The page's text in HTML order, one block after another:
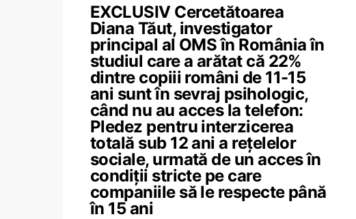
EXCLUSIV Cercetătoarea
Diana Tăut, investigator
principal al OMS în România în
studiul care a arătat că 22%
dintre copiii români de 11-15
ani sunt în sevraj psihologic,
când nu au acces la telefon:
Pledez pentru interzicerea
totală sub 12 ani a rețelelor
sociale, urmată de un acces în
condiții stricte pe care
companiile să le respecte până
în 15 ani